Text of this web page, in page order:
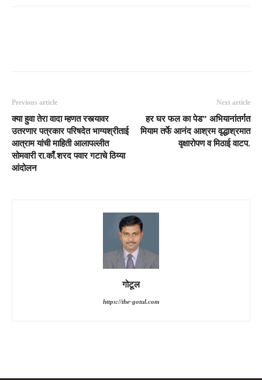
Previous article
क्या हुवा तेरा वादा म्हणत रस्त्यावर
उतरणार पत्रकार परिषदेत भाग्यश्रीताई
आत्राम यांची माहिती आलापल्लीत
सोमवारी रा.काँ.शरद पवार गटाचे ठिय्या
आंदोलन
Next article
हर घर फल का पेड” अभियानांतर्गत
मियाम तर्फे आनंद आश्रम वृद्धाश्रमात
वृक्षारोपण व मिठाई वाटप.
गोटूल
https://the-gotul.com